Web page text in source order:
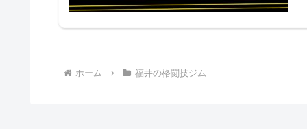
ホーム 福井の格闘技ジム